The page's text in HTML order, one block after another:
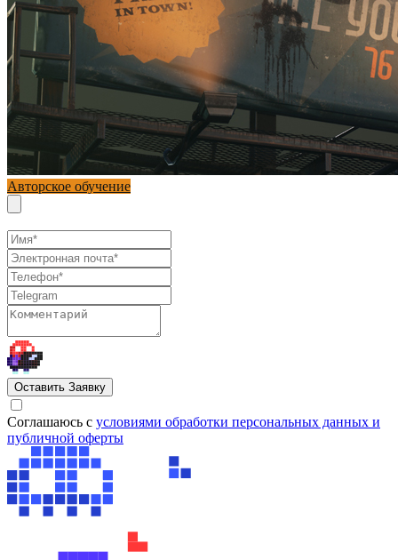
Авторское обучение
Оставить Заявку
Cоглашаюсь с условиями обработки персональных данных и
публичной оферты